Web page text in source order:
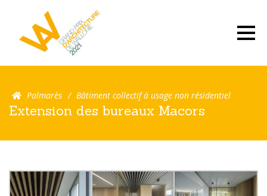
Palmarès Bâtiment collectif à usage non résidentiel
Extension des bureaux Macors